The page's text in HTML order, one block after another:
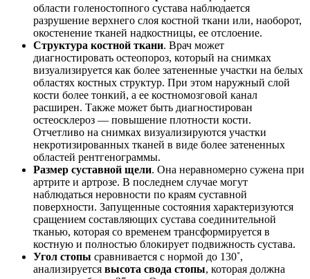
области голеностопного сустава наблюдается
разрушение верхнего слоя костной ткани или, наоборот,
окостенение тканей надкостницы, ее отслоение.
Структура костной ткани. Врач может
диагностировать остеопороз, который на снимках
визуализируется как более затененные участки на белых
областях костных структур. При этом наружный слой
кости более тонкий, а ее костномозговой канал
расширен. Также может быть диагностирован
остеосклероз — повышение плотности кости.
Отчетливо на снимках визуализируются участки
некротизированных тканей в виде более затененных
областей рентгенограммы.
Размер суставной щели. Она неравномерно сужена при
артрите и артрозе. В последнем случае могут
наблюдаться неровности по краям суставной
поверхности. Запущенные состояния характеризуются
сращением составляющих сустава соединительной
тканью, которая со временем трансформируется в
костную и полностью блокирует подвижность сустава.
Угол стопы сравнивается с нормой до 130˚,
анализируется высота свода стопы, которая должна